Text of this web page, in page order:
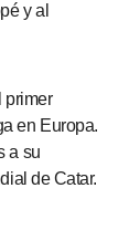
y al
primer
en Europa.
a su
de Catar.